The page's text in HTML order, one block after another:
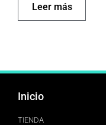
Leer más
Inicio
TIENDA